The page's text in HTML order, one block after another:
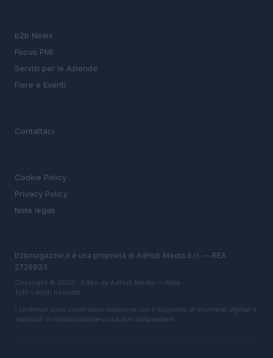
b2b News
Focus PMI
Servizi per le Aziende
Fiere e Eventi
Contattaci
Cookie Policy
Privacy Policy
Note legali
b2bmagazine.it è una proprietà di AdHub Media S.r.l. — REA
2729933
Copyright © 2026 · Edito da AdHub Media — Italia
Tutti i diritti riservati
I contenuti sono curati dalla redazione con il supporto di strumenti digitali e
realizzati in collaborazione con autori indipendenti.